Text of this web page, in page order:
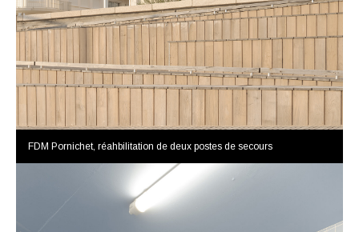
FDM Pornichet, réahbilitation de deux postes de secours